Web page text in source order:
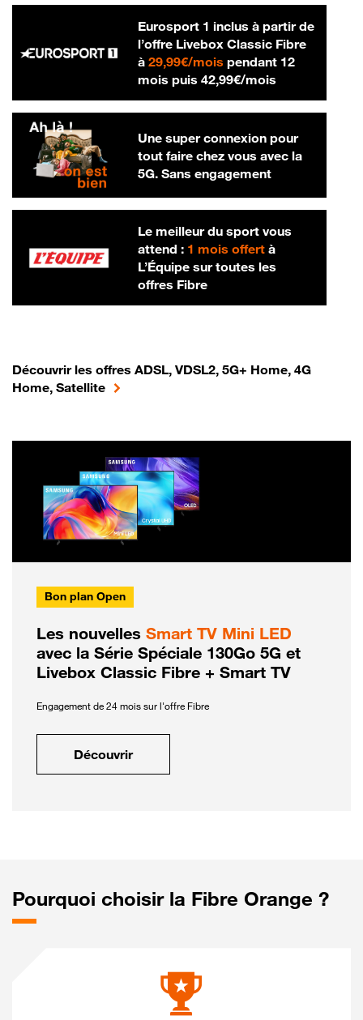
Eurosport 1 inclus à partir de
l’offre Livebox Classic Fibre
à 29,99€/mois29,99 € par mois
pendant 12
mois puis 42,99€/mois42,99 € par
Une super connexion pour
tout faire chez vous avec la
5G. Sans engagement
Le meilleur du sport vous
attend : 1 mois offertà
L’Équipe sur toutes les
offres Fibre
Découvrir les offres ADSL, VDSL2, 5G+ Home, 4G
Home, Satellite
Bon plan Open
Les nouvelles Smart TV Mini LED
avec la Série Spéciale 130Go 5G et
Livebox Classic Fibre + Smart TV
Engagement de 24 mois sur l'offre Fibre
Découvrir
Pourquoi choisir la Fibre Orange ?